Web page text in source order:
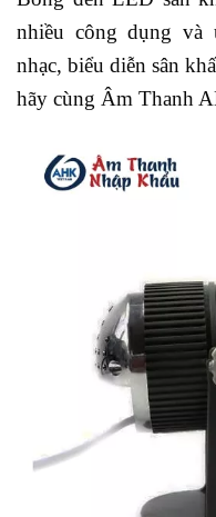
nhiều công dụng
nhạc, biểu diễn sân
hãy cùng Âm Thanh